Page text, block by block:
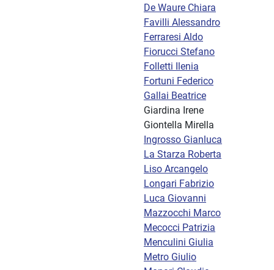
De Waure Chiara
Favilli Alessandro
Ferraresi Aldo
Fiorucci Stefano
Folletti Ilenia
Fortuni Federico
Gallai Beatrice
Giardina Irene
Giontella Mirella
Ingrosso Gianluca
La Starza Roberta
Liso Arcangelo
Longari Fabrizio
Luca Giovanni
Mazzocchi Marco
Mecocci Patrizia
Menculini Giulia
Metro Giulio